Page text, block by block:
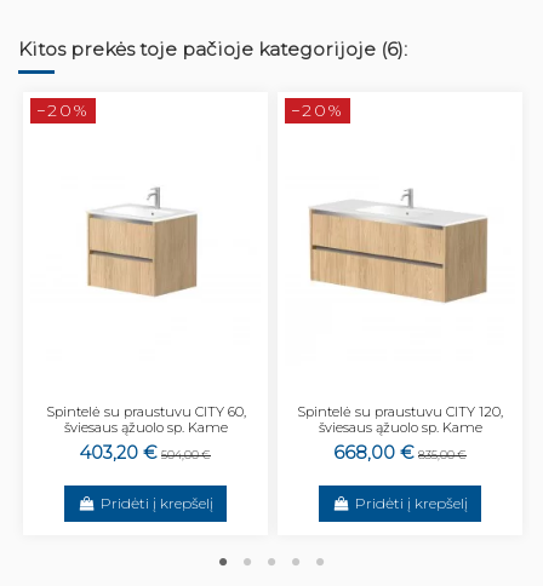
Kitos prekės toje pačioje kategorijoje (6):
−20%
Spintelė su praustuvu CITY 60,
šviesaus ąžuolo sp. Kame
403,20 € 504,00 €
Pridėti į krepšelį
−20%
Spintelė su praustuvu CITY 120,
šviesaus ąžuolo sp. Kame
668,00 € 835,00 €
Pridėti į krepšelį